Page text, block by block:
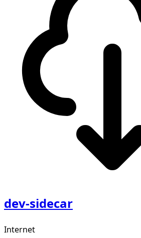
dev-sidecar
Internet